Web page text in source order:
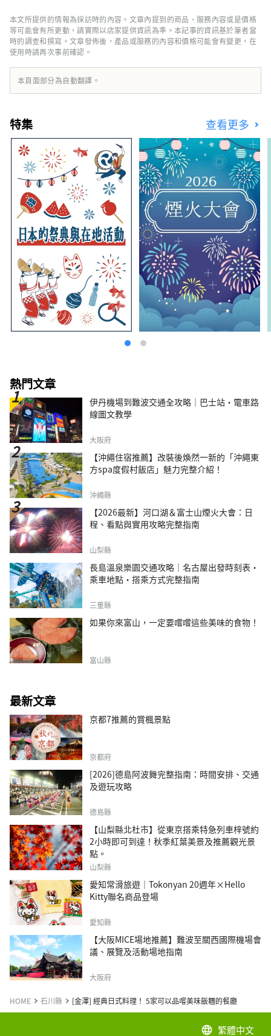
地區最大的城市，也被稱為「百萬石加賀藩」。
它的歷史始於1546年由一向宗信徒建造的金澤
禦堂。 戰國時代，在大小枝氏的統治下，工
藝、表演藝術等傳統文化得到了發展。 金澤雷
索爾三一酒店旨在傳達金澤獨特的魅力， 它的
建立旨在成為文化傳承和城市發展的樞紐。 金
Kanazawa) 體驗充滿加賀百萬石藩邸輝煌的美
好時光。 名古屋雷索爾酒店 ～可以穿西裝、運
動鞋的飯店～ 這家以「西裝和運動鞋」為主題
的都市美式飯店， 整棟建築中瀰漫著爵士樂的
味道，這是一種全國獨有的音樂文化。 它在緊
張和放鬆之間創造了完美的平衡。 空間的設計
注重細節，從材料到家具、物品和配件。 它就
像一個“成年人的聚會場所”，邀請尋求真實性
的旅行者享受深度放鬆的體驗。 名古屋雷索爾
酒店是一個精緻的空間，您可以感受到古老文化
和智慧的氣息。 適合成年人放鬆的飯店。 岐阜
雷索爾飯店 ～用所有感官感受清流孕育的文化
與歷史～ 美麗、翠綠的山。清澈的溪流似乎可
以淨化你的靈魂。 岐阜市擁有美麗的自然風
光，是一座與水和諧相處、擁有悠久歷史的城
市。 從飯店步行只需 20 分鐘，您就會看到這座
城市唯一的天然瀑布，其水源來自桃岳的溪流。
春、夏、秋、冬四季景色各有不同，每次來都有
本文所提供的情報為採訪時的內容。文章內提到的商品、服務內容或是價格
等可能會有所更動，請實際以店家提供資訊為準。本記事的資訊基於筆者當
時的調查和撰寫。文章發佈後，產品或服務的內容和價格可能會有變更，在
使用時請再次事前確認。
本頁面部分為自動翻譯。
特集 查看更多
熱門文章
伊丹機場到難波交通全攻略｜巴士站・電車路
線圖文教學
大阪府
【沖繩住宿推薦】改裝後煥然一新的「沖繩東
方spa度假村飯店」魅力完整介紹！
沖繩縣
【2026最新】河口湖＆富士山煙火大會：日
程、看點與實用攻略完整指南
山梨縣
長島溫泉樂園交通攻略｜名古屋出發時刻表・
乘車地點・搭乘方式完整指南
三重縣
如果你來富山，一定要嚐嚐這些美味的食物！
富山縣
最新文章
京都7推薦的賞楓景點
京都府
[2026]德島阿波舞完整指南：時間安排、交通
及遊玩攻略
德島縣
【山梨縣北杜市】從東京搭乘特急列車梓號約
2小時即可到達！秋季紅葉美景及推薦觀光景
點。
山梨縣
愛知常滑旅遊｜Tokonyan 20週年×Hello
Kitty聯名商品登場
愛知縣
【大阪MICE場地推薦】難波至關西國際機場會
議、展覽及活動場地指南
大阪府
HOME 石川縣 [金澤] 經典日式料理！ 5家可以品嚐美味飯糰的餐廳
language 繁體中文